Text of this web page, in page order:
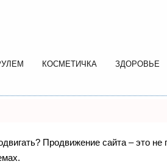
КОСМЕТИЧКА ЗДОРОВЬЕ
Продвижение сайта – это